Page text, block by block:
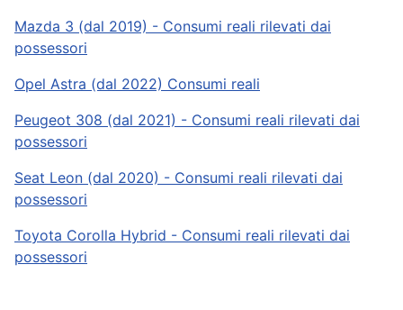
Mazda 3 (dal 2019) - Consumi reali rilevati dai
possessori
Opel Astra (dal 2022) Consumi reali
Peugeot 308 (dal 2021) - Consumi reali rilevati dai
possessori
Seat Leon (dal 2020) - Consumi reali rilevati dai
possessori
Toyota Corolla Hybrid - Consumi reali rilevati dai
possessori